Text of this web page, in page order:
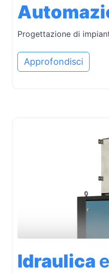
Progettazione di
Approfondisci
Idraulica